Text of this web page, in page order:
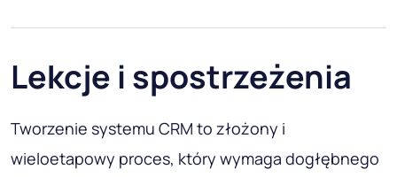
Lekcje i spostrzeżenia
Tworzenie systemu CRM to złożony i
wieloetapowy proces, który wymaga dogłębnego